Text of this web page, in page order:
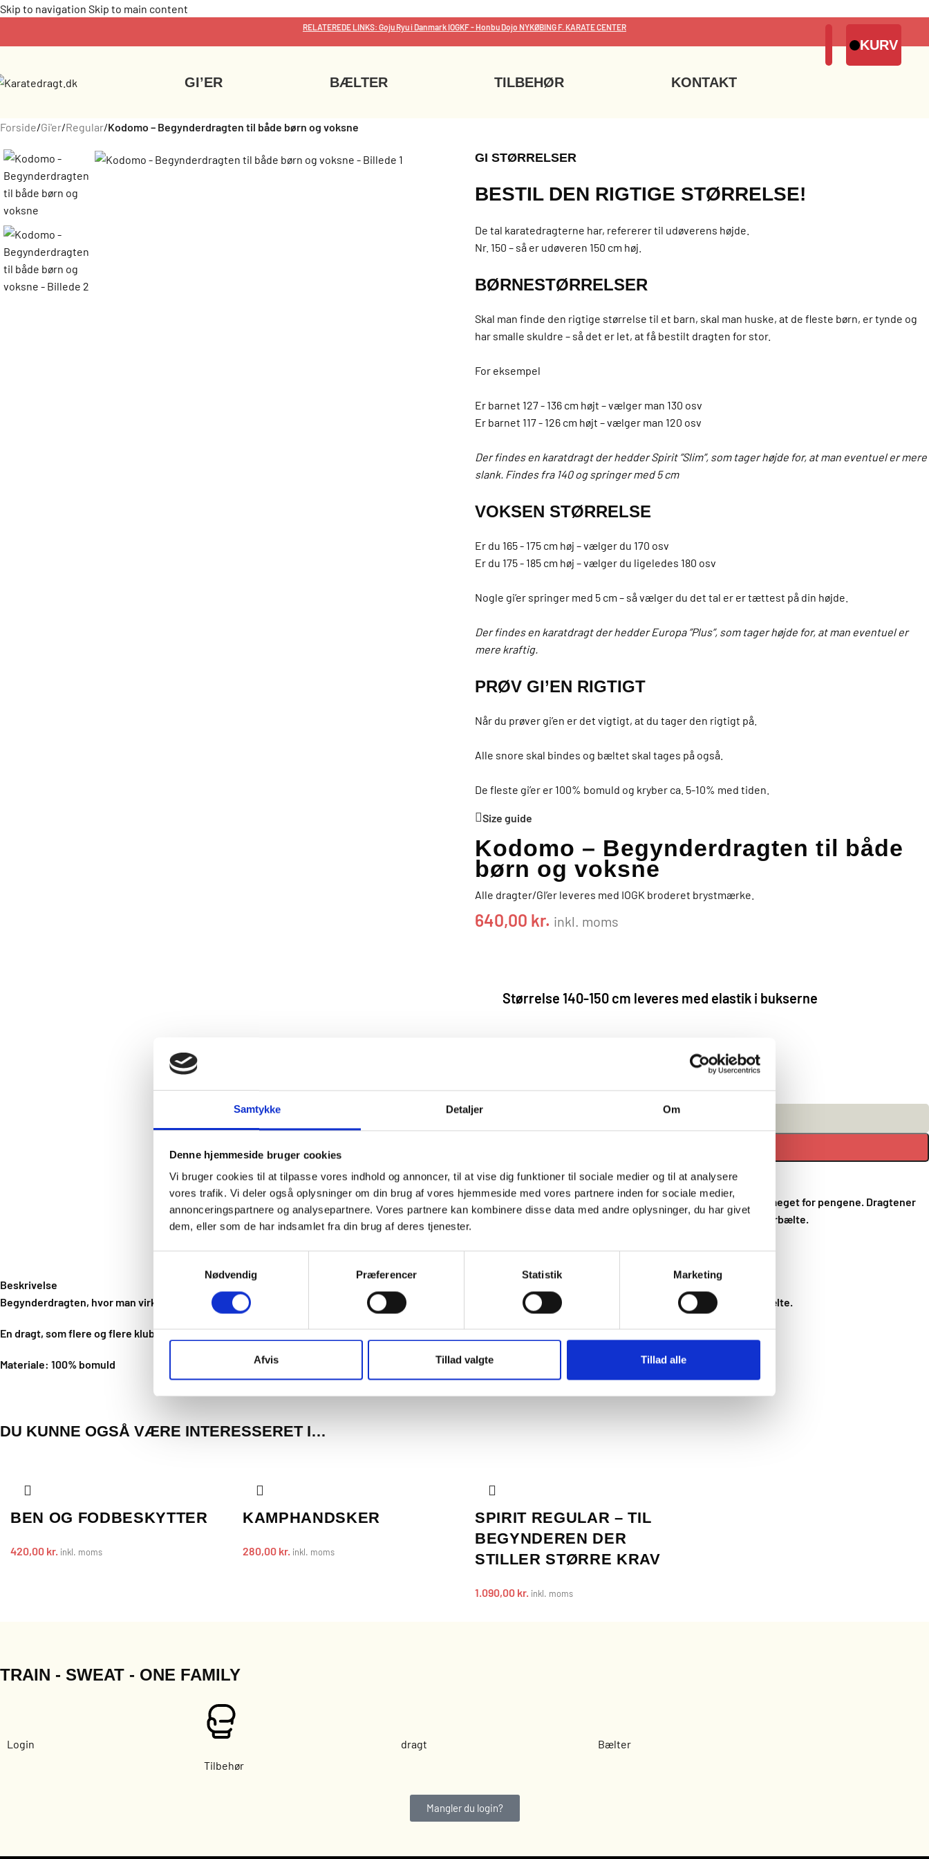
Samtykke Detaljer Om
Denne hjemmeside bruger cookies
Vi bruger cookies til at tilpasse vores indhold og annoncer, til at vise dig funktioner til sociale medier og til at analysere
vores trafik. Vi deler også oplysninger om din brug af vores hjemmeside med vores partnere inden for sociale medier,
annonceringspartnere og analysepartnere. Vores partnere kan kombinere disse data med andre oplysninger, du har givet
dem, eller som de har indsamlet fra din brug af deres tjenester.
Nødvendig
Præferencer Statistik Marketing
Afvis Tillad valgte Tillad alle
Skip to navigation Skip to main content
RELATEREDE LINKS: Goju Ryu i Danmark IOGKF- Honbu Dojo NYKØBING F. KARATE CENTER
GI’ER BÆLTER TILBEHØR KONTAKT
Forside/Gi'er/Regular/Kodomo – Begynderdragten til både børn og voksne
Kodomo – Begynderdragten til både
børn og voksne
640,00 kr. inkl. moms
Begynderdragt, til de lidt større. En dragt hvor du får virkelig meget for pengene. Dragtener
meget let i vævningen. Dragten leveres med et hvidt begynderbælte.
Størrelse 140-150 cm leveres med elastik i bukserne
Alle dragter/GI’er leveres med IOGK broderet brystmærke.
GI STØRRELSER
BESTIL DEN RIGTIGE STØRRELSE!
De tal karatedragterne har, refererer til udøverens højde.
Nr. 150 – så er udøveren 150 cm høj.
BØRNESTØRRELSER
Skal man finde den rigtige størrelse til et barn, skal man huske, at de fleste børn, er tynde og
har smalle skuldre – så det er let, at få bestilt dragten for stor.
For eksempel
Er barnet 127 - 136 cm højt – vælger man 130 osv
Er barnet 117 - 126 cm højt – vælger man 120 osv
Der findes en karatdragt der hedder Spirit ”Slim”, som tager højde for, at man eventuel er mere
slank. Findes fra 140 og springer med 5 cm
VOKSEN STØRRELSE
Er du 165 - 175 cm høj – vælger du 170 osv
Er du 175 - 185 cm høj – vælger du ligeledes 180 osv
Nogle gi’er springer med 5 cm – så vælger du det tal er er tættest på din højde.
Der findes en karatdragt der hedder Europa ”Plus”, som tager højde for, at man eventuel er
mere kraftig.
PRØV GI’EN RIGTIGT
Når du prøver gi’en er det vigtigt, at du tager den rigtigt på.
Alle snore skal bindes og bæltet skal tages på også.
De fleste gi’er er 100% bomuld og kryber ca. 5-10% med tiden.
Size guide
Beskrivelse
Begynderdragten, hvor man virkelig får meget for pengene. Dragten er meget let vævningen og har elastik i bukserne. Dragten leveres med et hvidt begynderbælte.
En dragt, som flere og flere klubber og karatelærere anbefaler.
Materiale: 100% bomuld
DU KUNNE OGSÅ VÆRE INTERESSERET I…
BEN OG FODBESKYTTER
420,00 kr. inkl. moms
KAMPHANDSKER
280,00 kr. inkl. moms
SPIRIT REGULAR – TIL
BEGYNDEREN DER
STILLER STØRRE KRAV
1.090,00 kr. inkl. moms
TRAIN - SWEAT - ONE FAMILY
Login
Tilbehør
dragt Bælter
Mangler du login?